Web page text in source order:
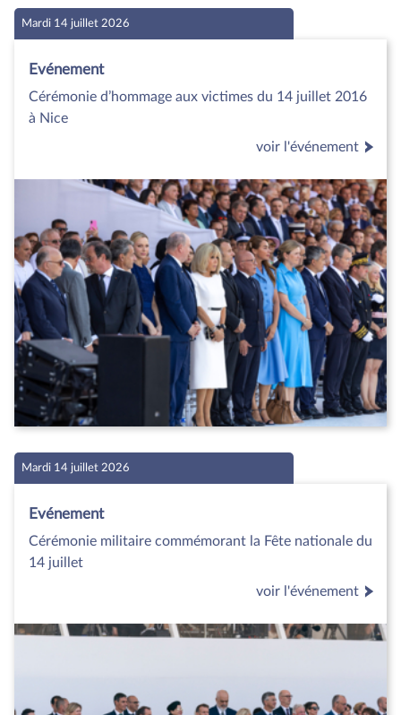
Mardi 14 juillet 2026
Evénement
Cérémonie d’hommage aux victimes du 14 juillet 2016
à Nice
voir l'événement
Mardi 14 juillet 2026
Evénement
Cérémonie militaire commémorant la Fête nationale du
14 juillet
voir l'événement